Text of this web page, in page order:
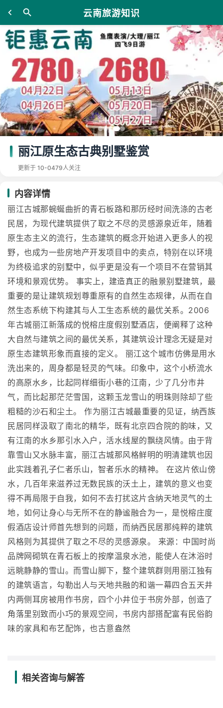
云南旅游知识
丽江原生态古典别墅鉴赏
更新于 10-0479人关注
内容详情
丽江古城那蜿蜒曲折的青石板路和那历经时间洗涤的古老
民居，为现代建筑提供了取之不尽的灵感源泉近年，随着
原生态主义的流行，生态建筑的概念开始进入更多人的视
野，也成为一些房地产开发项目中的卖点，特别在以环境
为终极追求的别墅中，似乎更是没有一个项目不在营销其
环境和景观优势。 事实上，建造真正的融景别墅建筑，最
重要的是让建筑规划尊重原有的自然生态规律，从而在自
然生态系统下构建其与人工生态系统的最优关系。2006
年古城丽江新落成的悦榕庄度假别墅酒店，便阐释了这种
大自然与建筑之间的最优关系，其建筑设计理念无疑是对
原生态建筑形象而直接的定义。 丽江这个城市仿佛是用水
洗出来的，周身都是轻灵的气味。印象中，这个小桥流水
的高原水乡，比起同样细街小巷的江南，少了几分市井
气，而比起那茫茫雪国，这颗玉龙雪山的明珠则除却了些
粗糙的沙石和尘土。 作为丽江古城最重要的见证，纳西族
民居同样汲取了南北的精华，既有北京四合院的韵味，又
有江南的水乡那引水入户，活水线屋的飘绕风情。由于背
靠雪山又水脉丰富，丽江古城那风格鲜明的明清建筑也因
此实践着孔子仁者乐山，智者乐水的精神。 在这片依山傍
水，几百年来滋养过无数民族的沃土上，建筑的意义也变
得不再局限于自我，如何不去打扰这片含纳天地灵气的土
地，如何让身心与无所不在的静谧融合为一，是悦榕庄度
假酒店设计师首先想到的问题，而纳西民居那纯粹的建筑
风格则为其提供了取之不尽的灵感源泉。 来源：中国时尚
品牌网砌筑在青石板上的按摩温泉水池，能使人在沐浴时
远眺静静的雪山。而雪山脚下，整个建筑群则用丽江独有
的建筑语言，勾勒出人与天地共融的和谐一幕四合五天井
内两侧耳房被用作书房，四个小井位于书房外部，创造了
角落里别致而小巧的景观空间，书房内部搭配富有民俗韵
味的家具和布艺配饰，也古意盎然
相关咨询与解答